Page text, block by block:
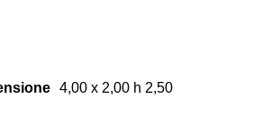
4,00 x 2,00 h 2,50